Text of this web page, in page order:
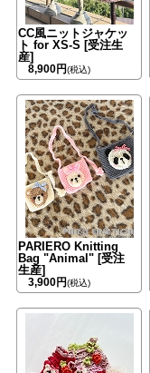
CC風ニットジャケッ
ト for XS-S [受注生
産]
8,900円(税込)
PARIERO Knitting
Bag "Animal" [受注
生産]
3,900円(税込)